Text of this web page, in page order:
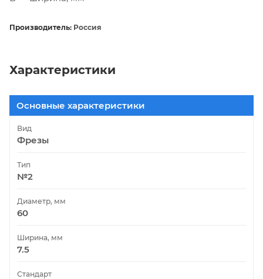
Производитель: Россия
Характеристики
Основные характеристики
Вид
Фрезы
Тип
№2
Диаметр, мм
60
Ширина, мм
7.5
Стандарт